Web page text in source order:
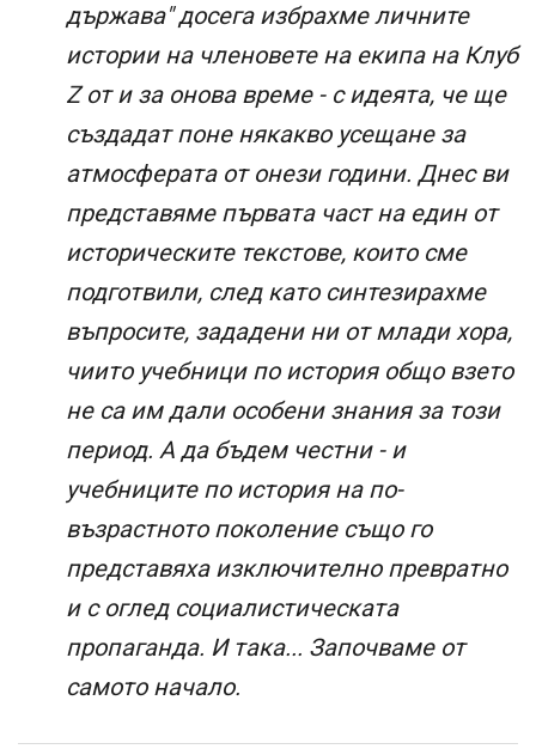
държава" досега избрахме личните
истории на членовете на екипа на Клуб
Z от и за онова време - с идеята, че ще
създадат поне някакво усещане за
атмосферата от онези години. Днес ви
представяме първата част на един от
историческите текстове, които сме
подготвили, след като синтезирахме
въпросите, зададени ни от млади хора,
чиито учебници по история общо взето
не са им дали особени знания за този
период. А да бъдем честни - и
учебниците по история на по-
възрастното поколение също го
представяха изключително превратно
и с оглед социалистическата
пропаганда. И така... Започваме от
самото начало.